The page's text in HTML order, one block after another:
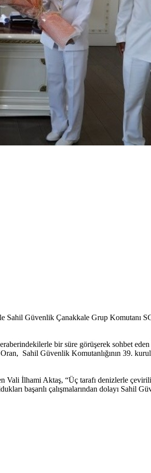
Sahil Güvenlik Çanakkale Grup
bir süre görüşerek sohbet
Sahil Güvenlik Komutanlığının 39.
Vali İlhami Aktaş, “Üç tarafı denizlerle
başarılı çalışmalarından dolayı Sahil